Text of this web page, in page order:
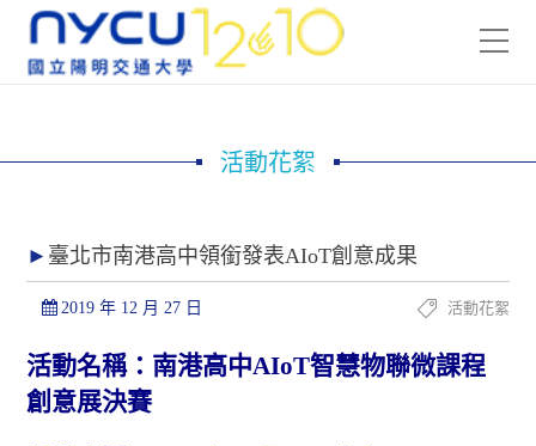
活動花絮
臺北市南港高中領銜發表AIoT創意成果
2019 年 12 月 27 日 活動花絮
活動名稱：南港高中AIoT智慧物聯微課程
創意展決賽